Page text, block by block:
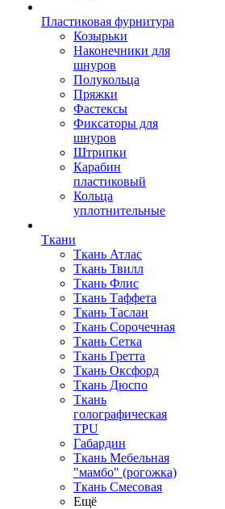
Пластиковая фурнитура
Козырьки
Наконечники для
шнуров
Полукольца
Пряжки
Фастексы
Фиксаторы для
шнуров
Штрипки
Карабин
пластиковый
Кольца
уплотнительные
Ткани
Ткань Атлас
Ткань Твилл
Ткань Флис
Ткань Таффета
Ткань Таслан
Ткань Сорочечная
Ткань Сетка
Ткань Гретта
Ткань Оксфорд
Ткань Дюспо
Ткань
голографическая
TPU
Габардин
Ткань Мебельная
"мамбо" (рогожка)
Ткань Смесовая
Ещё